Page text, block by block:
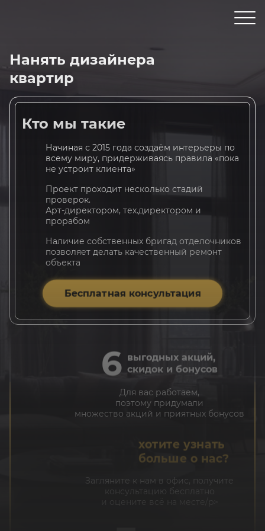
Нанять дизайнера
квартир
Кто мы такие
Начиная с 2015 года создаём интерьеры по
всему миру, придерживаясь правила «пока
не устроит клиента»
Проект проходит несколько стадий
проверок.
Арт-директором, тех.директором и
прорабом
Наличие собственных бригад отделочников
позволяет делать качественный ремонт
объекта
Бесплатная консультация
множество акций и бонусов
больше о нас?
Посетите наш офис, получите
и изучите всё вживую
7 видов услуг
Все услуги в одном месте:
до сдачи объекта «под ключ»
10 преимуществ
Например: бесконечное
3D-визуализаций
6 выгодных акций,
скидок и бонусов
Для вас работаем,
поэтому придумали
множество акций и приятных бонусов
хотите узнать
больше о нас?
Загляните к нам в офис, получите
консультацию бесплатно